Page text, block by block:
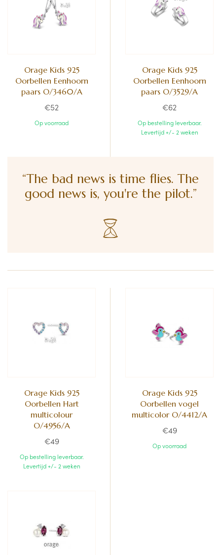
Orage Kids 925
Oorbellen Eenhoorn
paars O/3460/A
€52
Op voorraad
Orage Kids 925
Oorbellen Eenhoorn
paars O/3529/A
€62
Op bestelling leverbaar.
Levertijd +/- 2 weken
“The bad news is time flies. The
good news is, you're the pilot.”
Orage Kids 925
Oorbellen Hart
multicolour
O/4956/A
€49
Op bestelling leverbaar.
Levertijd +/- 2 weken
Orage Kids 925
Oorbellen vogel
multicolor O/4412/A
€49
Op voorraad